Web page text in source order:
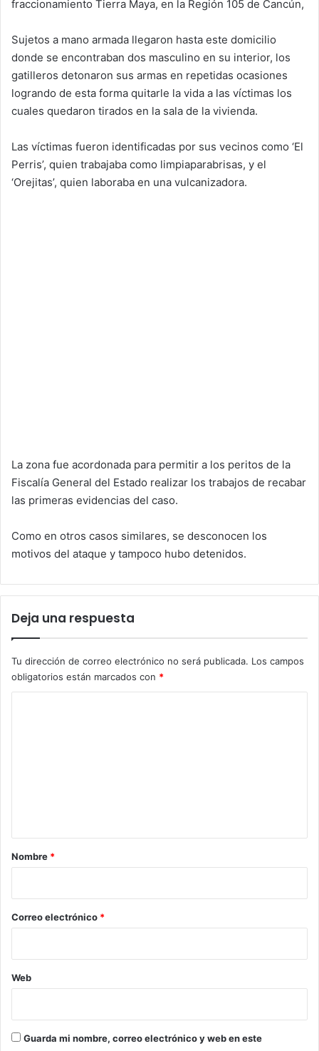
fraccionamiento Tierra Maya, en la Región 105 de Cancún,
Sujetos a mano armada llegaron hasta este domicilio
donde se encontraban dos masculino en su interior, los
gatilleros detonaron sus armas en repetidas ocasiones
logrando de esta forma quitarle la vida a las víctimas los
cuales quedaron tirados en la sala de la vivienda.
Las víctimas fueron identificadas por sus vecinos como ‘El
Perris’, quien trabajaba como limpiaparabrisas, y el
‘Orejitas’, quien laboraba en una vulcanizadora.
La zona fue acordonada para permitir a los peritos de la
Fiscalía General del Estado realizar los trabajos de recabar
las primeras evidencias del caso.
Como en otros casos similares, se desconocen los
motivos del ataque y tampoco hubo detenidos.
Deja una respuesta
Tu dirección de correo electrónico no será publicada. Los campos
obligatorios están marcados con *
r
*
Nombre *
Correo electrónico *
Web
Guarda mi nombre, correo electrónico y web en este